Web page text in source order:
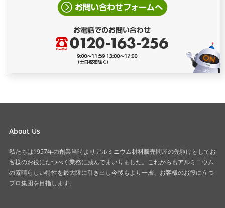
About Us
私たちは1957年の創業当時よりアルミニウム材料販売問屋の先駆けとしてお
客様のお役にたつべく業務に励んでまいりました。これからもアルミニウム
の素晴らしい特性を最大限に引き出し今後もより一層、お客様のお役に立つ
プロ集団を目指します。